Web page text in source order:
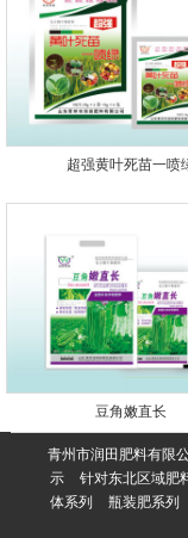
超强黄叶死苗一喷
豆角嫩直长
青州市润田肥料有限
示
针对东北区域肥
体系列
瓶装肥系列